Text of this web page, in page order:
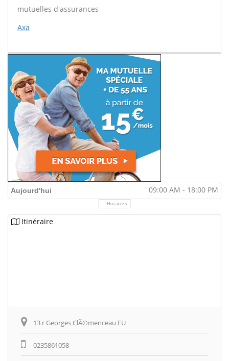
mutuelles d'assurances
Axa
Aujourd'hui 09:00 AM - 18:00 PM
Horaires
Itinéraire
13 r Georges ClÃ©menceau EU
0235861058